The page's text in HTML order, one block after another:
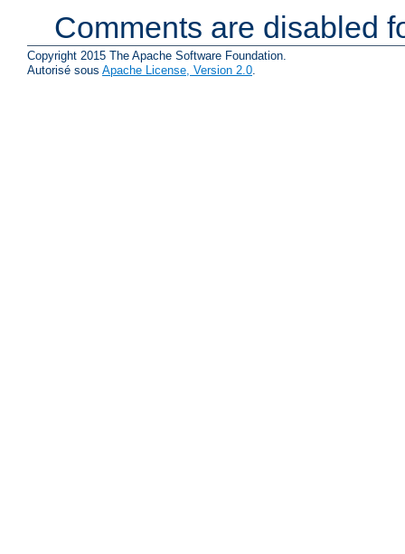
Comments are disabled
Copyright 2015 The Apache Software Foundation.
Autorisé sous Apache License, Version 2.0